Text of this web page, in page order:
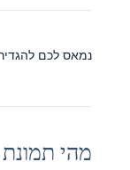
נמאס לכם
מהי